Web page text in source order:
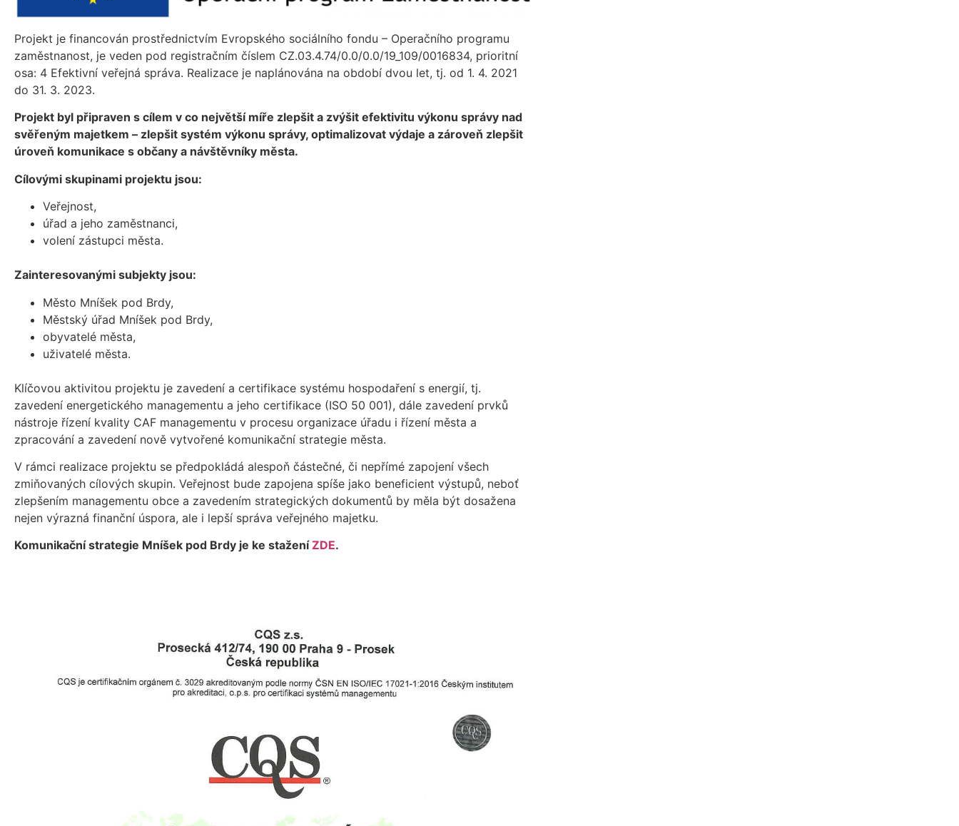
Projekt je financován prostřednictvím Evropského sociálního fondu – Operačního programu
zaměstnanost, je veden pod registračním číslem CZ.03.4.74/0.0/0.0/19_109/0016834, prioritní
osa: 4 Efektivní veřejná správa. Realizace je naplánována na období dvou let, tj. od 1. 4. 2021
do 31. 3. 2023.
Projekt byl připraven s cílem v co největší míře zlepšit a zvýšit efektivitu výkonu správy nad
svěřeným majetkem – zlepšit systém výkonu správy, optimalizovat výdaje a zároveň zlepšit
úroveň komunikace s občany a návštěvníky města.
Cílovými skupinami projektu jsou:
Veřejnost,
úřad a jeho zaměstnanci,
volení zástupci města.
Zainteresovanými subjekty jsou:
Město Mníšek pod Brdy,
Městský úřad Mníšek pod Brdy,
obyvatelé města,
uživatelé města.
Klíčovou aktivitou projektu je zavedení a certifikace systému hospodaření s energií, tj.
zavedení energetického managementu a jeho certifikace (ISO 50 001), dále zavedení prvků
nástroje řízení kvality CAF managementu v procesu organizace úřadu i řízení města a
zpracování a zavedení nově vytvořené komunikační strategie města.
V rámci realizace projektu se předpokládá alespoň částečné, či nepřímé zapojení všech
zmiňovaných cílových skupin. Veřejnost bude zapojena spíše jako beneficient výstupů, neboť
zlepšením managementu obce a zavedením strategických dokumentů by měla být dosažena
nejen výrazná finanční úspora, ale i lepší správa veřejného majetku.
Komunikační strategie Mníšek pod Brdy je ke staženíZDE.